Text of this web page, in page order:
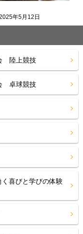
年5月12日
陸上競技
卓球競技
喜びと学びの体験